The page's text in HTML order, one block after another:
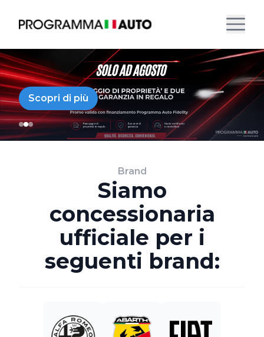
Scopri di più
Brand
Siamo
concessionaria
ufficiale per i
seguenti brand: